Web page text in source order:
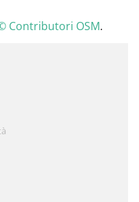
Contributori OSM.